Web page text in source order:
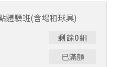
，享受團體運動樂趣！ 如
佳無法如期舉行，POA將視
名完成後，如因天候因素
，恕不退費，請參閱【報名
您已同意上述規則。
體驗班(含場租球具)
剩餘0組
已滿額